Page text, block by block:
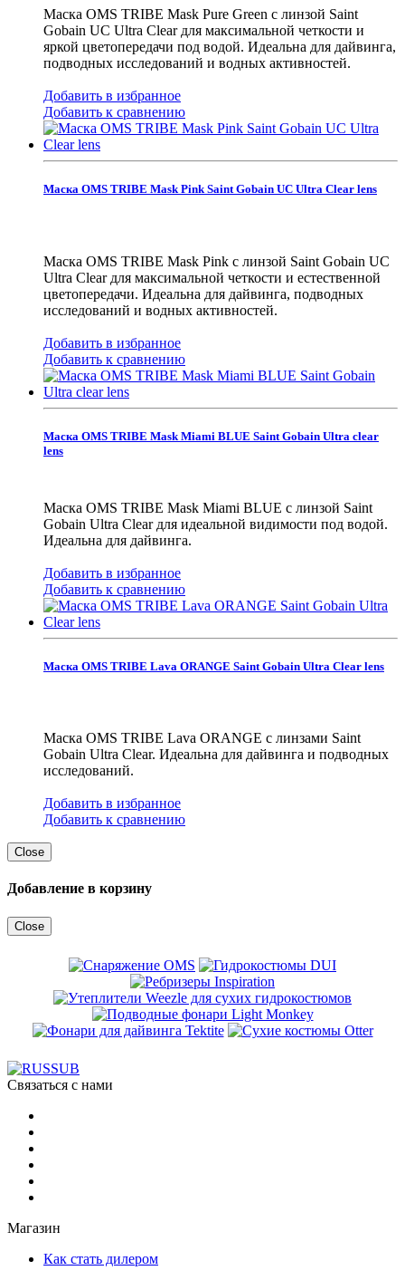
Маска OMS TRIBE Mask Pure Green с линзой Saint
Gobain UC Ultra Clear для максимальной четкости и
яркой цветопередачи под водой. Идеальна для дайвинга,
подводных исследований и водных активностей.
Добавить в избранное
Добавить к сравнению
Маска OMS TRIBE Mask Pink Saint Gobain UC Ultra Clear lens
Маска OMS TRIBE Mask Pink с линзой Saint Gobain UC
Ultra Clear для максимальной четкости и естественной
цветопередачи. Идеальна для дайвинга, подводных
исследований и водных активностей.
Добавить в избранное
Добавить к сравнению
Маска OMS TRIBE Mask Miami BLUE Saint Gobain Ultra clear
lens
Маска OMS TRIBE Mask Miami BLUE с линзой Saint
Gobain Ultra Clear для идеальной видимости под водой.
Идеальна для дайвинга.
Добавить в избранное
Добавить к сравнению
Маска OMS TRIBE Lava ORANGE Saint Gobain Ultra Clear lens
Маска OMS TRIBE Lava ORANGE с линзами Saint
Gobain Ultra Clear. Идеальна для дайвинга и подводных
исследований.
Добавить в избранное
Добавить к сравнению
Close
Добавление в корзину
Close
Связаться с нами
Магазин
Как стать дилером